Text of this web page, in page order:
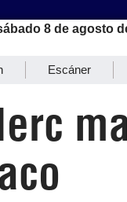
8 de agosto
Escáner